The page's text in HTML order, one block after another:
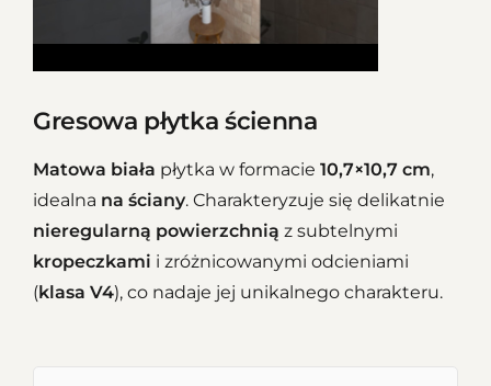
Gresowa płytka ścienna
Matowa biała płytka w formacie 10,7×10,7 cm,
idealna na ściany. Charakteryzuje się delikatnie
nieregularną powierzchnią z subtelnymi
kropeczkami i zróżnicowanymi odcieniami
(klasa V4), co nadaje jej unikalnego charakteru.